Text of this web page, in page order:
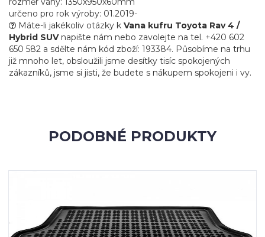
určeno pro rok výroby: 01.2019-
Máte-li jakékoliv otázky k Vana kufru Toyota Rav 4 /
Hybrid SUVnapište nám nebo zavolejte na tel. +420 602
650 582 a sdělte nám kód zboží: 193384. Působíme na trhu
již mnoho let, obsloužili jsme desítky tisíc spokojených
zákazníků, jsme si jisti, že budete s nákupem spokojeni i vy.
PODOBNÉ PRODUKTY